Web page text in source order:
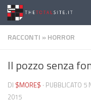
Salta al contenuto
RACCONTI »HORROR
Il pozzo senza
DI $MORE$ · PUBBLICATO 5
2015